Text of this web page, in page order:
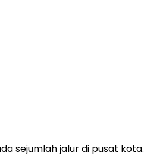
sejumlah jalur di pusat kota.